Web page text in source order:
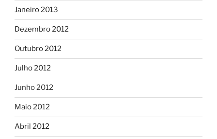
Janeiro 2013
Dezembro 2012
Outubro 2012
Julho 2012
Junho 2012
Maio 2012
Abril 2012